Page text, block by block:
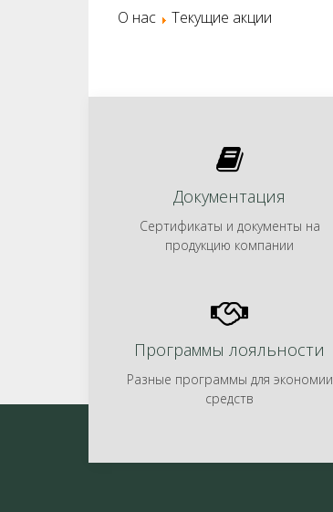
О нас Текущие акции
Документация
Сертификаты и документы на
продукцию компании
Программы лояльности
Разные программы для экономии
средств